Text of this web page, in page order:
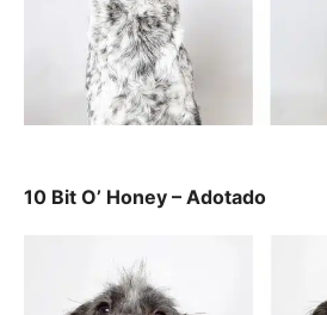
10 Bit O’ Honey – Adotado